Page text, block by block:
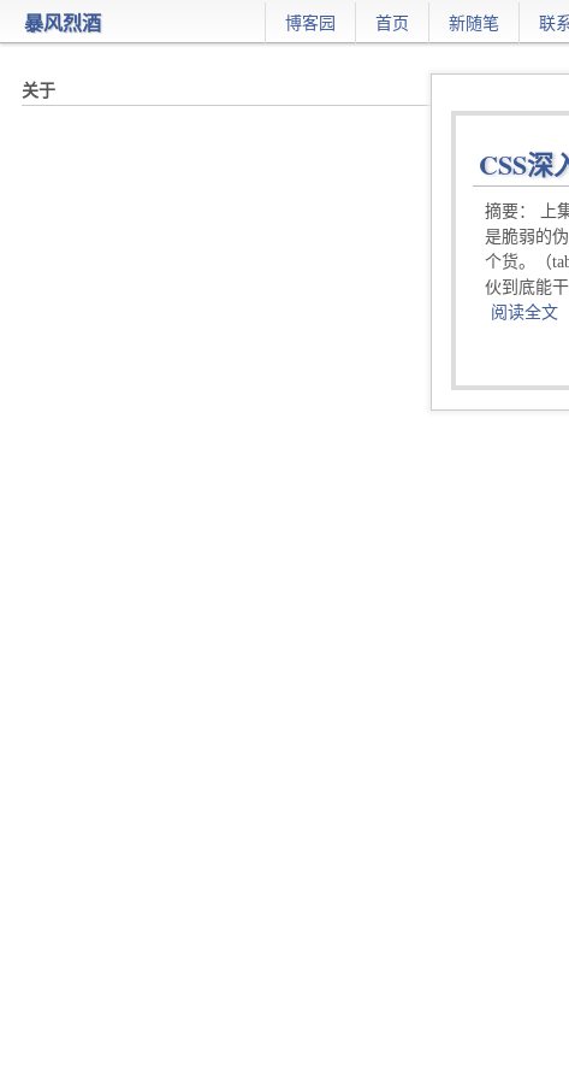
暴风烈酒 博客园 首页 新随笔 联
CSS深
摘要： 上
是脆弱的
个货。（
伙到底能
阅读全文